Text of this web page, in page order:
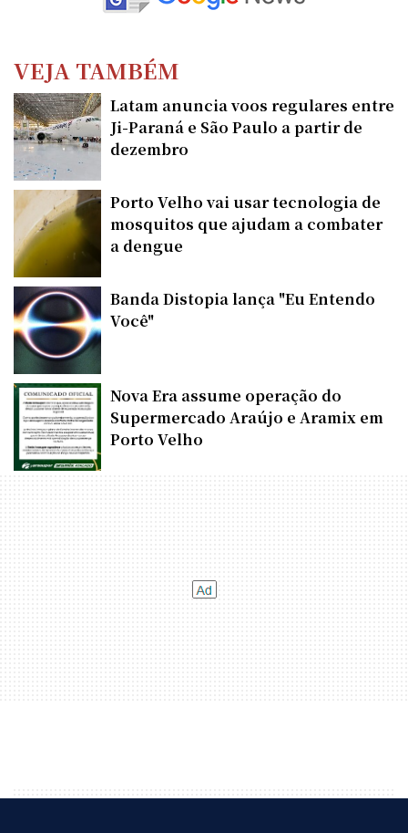
VEJA TAMBÉM
Latam anuncia voos regulares entre
Ji-Paraná e São Paulo a partir de
dezembro
Porto Velho vai usar tecnologia de
mosquitos que ajudam a combater
a dengue
Banda Distopia lança "Eu Entendo
Você"
Nova Era assume operação do
Supermercado Araújo e Aramix em
Porto Velho